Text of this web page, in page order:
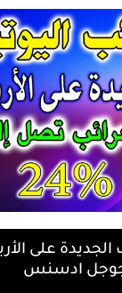
على
ادسنس